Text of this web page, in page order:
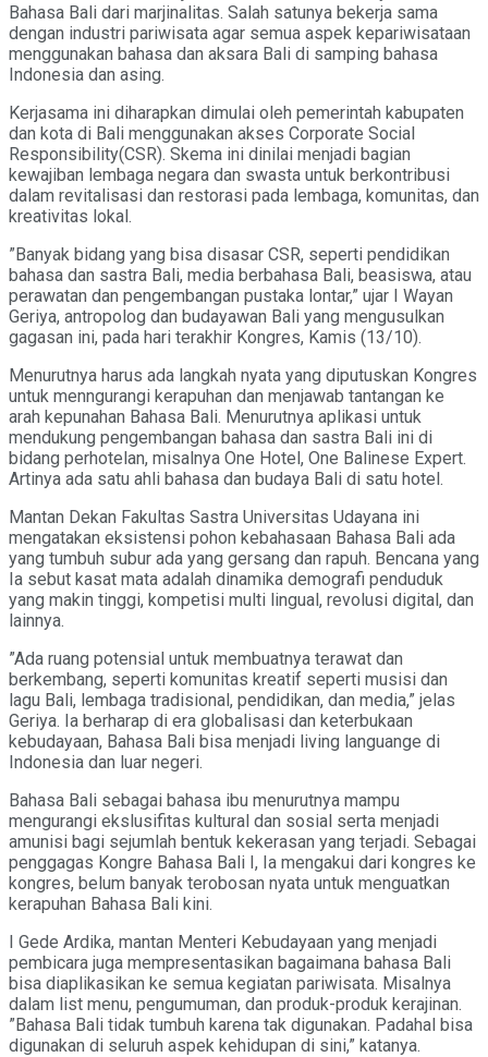
Bahasa Bali dari marjinalitas. Salah satunya bekerja sama
dengan industri pariwisata agar semua aspek kepariwisataan
menggunakan bahasa dan aksara Bali di samping bahasa
Indonesia dan asing.
Kerjasama ini diharapkan dimulai oleh pemerintah kabupaten
dan kota di Bali menggunakan akses Corporate Social
Responsibility(CSR). Skema ini dinilai menjadi bagian
kewajiban lembaga negara dan swasta untuk berkontribusi
dalam revitalisasi dan restorasi pada lembaga, komunitas, dan
kreativitas lokal.
”Banyak bidang yang bisa disasar CSR, seperti pendidikan
bahasa dan sastra Bali, media berbahasa Bali, beasiswa, atau
perawatan dan pengembangan pustaka lontar,” ujar I Wayan
Geriya, antropolog dan budayawan Bali yang mengusulkan
gagasan ini, pada hari terakhir Kongres, Kamis (13/10).
Menurutnya harus ada langkah nyata yang diputuskan Kongres
untuk menngurangi kerapuhan dan menjawab tantangan ke
arah kepunahan Bahasa Bali. Menurutnya aplikasi untuk
mendukung pengembangan bahasa dan sastra Bali ini di
bidang perhotelan, misalnya One Hotel, One Balinese Expert.
Artinya ada satu ahli bahasa dan budaya Bali di satu hotel.
Mantan Dekan Fakultas Sastra Universitas Udayana ini
mengatakan eksistensi pohon kebahasaan Bahasa Bali ada
yang tumbuh subur ada yang gersang dan rapuh. Bencana yang
Ia sebut kasat mata adalah dinamika demografi penduduk
yang makin tinggi, kompetisi multi lingual, revolusi digital, dan
lainnya.
”Ada ruang potensial untuk membuatnya terawat dan
berkembang, seperti komunitas kreatif seperti musisi dan
lagu Bali, lembaga tradisional, pendidikan, dan media,” jelas
Geriya. Ia berharap di era globalisasi dan keterbukaan
kebudayaan, Bahasa Bali bisa menjadi living languange di
Indonesia dan luar negeri.
Bahasa Bali sebagai bahasa ibu menurutnya mampu
mengurangi ekslusifitas kultural dan sosial serta menjadi
amunisi bagi sejumlah bentuk kekerasan yang terjadi. Sebagai
penggagas Kongre Bahasa Bali I, Ia mengakui dari kongres ke
kongres, belum banyak terobosan nyata untuk menguatkan
kerapuhan Bahasa Bali kini.
I Gede Ardika, mantan Menteri Kebudayaan yang menjadi
pembicara juga mempresentasikan bagaimana bahasa Bali
bisa diaplikasikan ke semua kegiatan pariwisata. Misalnya
dalam list menu, pengumuman, dan produk-produk kerajinan.
”Bahasa Bali tidak tumbuh karena tak digunakan. Padahal bisa
digunakan di seluruh aspek kehidupan di sini,” katanya.